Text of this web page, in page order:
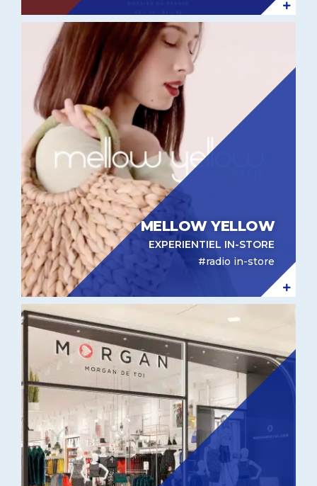
Expérientiel in-store Mellow Yellow
MELLOW YELLOW
EXPERIENTIEL IN-STORE
#radio in-store
Identité sonore Morgan